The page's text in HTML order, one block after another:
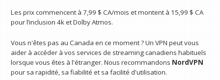
Les prix commencent à 7,99 $ CA/mois et montent à 15,99 $ CA
pour l’inclusion 4k et Dolby Atmos.
Vous n'êtes pas au Canada en ce moment ? Un VPN peut vous
aider à accéder à vos services de streaming canadiens habituels
lorsque vous êtes à l'étranger. Nous recommandons NordVPN
pour sa rapidité, sa fiabilité et sa facilité d'utilisation.